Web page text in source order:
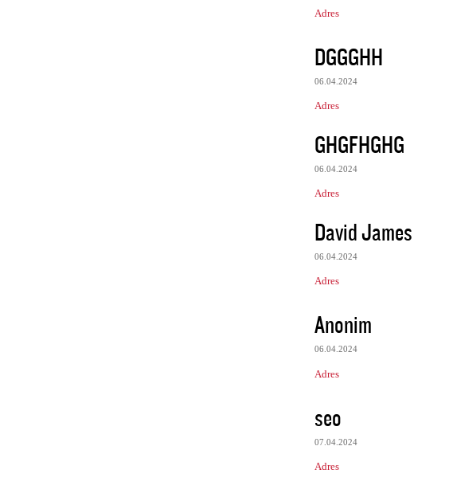
Adres
DGGGHH
06.04.2024
Adres
GHGFHGHG
06.04.2024
Adres
David James
06.04.2024
Adres
Anonim
06.04.2024
Adres
seo
07.04.2024
Adres